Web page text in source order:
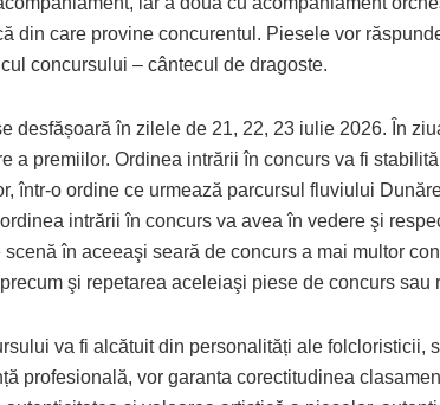
din care provine concurentul. Piesele vor
concursului – cântecul de dragoste.
desfășoară în zilele de 21, 22, 23 iulie 2026. În
a premiilor. Ordinea intrării în concurs va fi
într-o ordine ce urmează parcursul fluviului
intrării în concurs va avea în vedere şi
scenă în aceeaşi seară de concurs a mai multor
şi repetarea aceleiaşi piese de concurs sau
va fi alcătuit din personalități ale folcloristicii,
profesională, vor garanta corectitudinea